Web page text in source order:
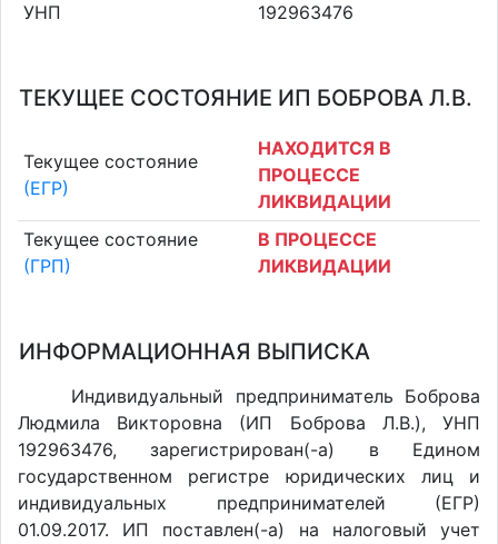
УНП
192963476
ТЕКУЩЕЕ СОСТОЯНИЕ ИП БОБРОВА Л.В.
Текущее состояние
(ЕГР)
НАХОДИТСЯ В
ПРОЦЕССЕ
ЛИКВИДАЦИИ
Текущее состояние
(ГРП)
В ПРОЦЕССЕ
ЛИКВИДАЦИИ
ИНФОРМАЦИОННАЯ ВЫПИСКА
Индивидуальный предприниматель Боброва
Людмила Викторовна (ИП Боброва Л.В.), УНП
192963476, зарегистрирован(-а) в Едином
государственном регистре юридических лиц и
индивидуальных предпринимателей (ЕГР)
01.09.2017. ИП поставлен(-a) на налоговый учет